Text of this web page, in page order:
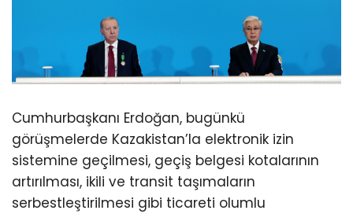
Cumhurbaşkanı Erdoğan, bugünkü
görüşmelerde Kazakistan’la elektronik izin
sistemine geçilmesi, geçiş belgesi kotalarının
artırılması, ikili ve transit taşımaların
serbestleştirilmesi gibi ticareti olumlu